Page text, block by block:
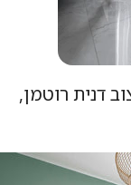
רוטמן,